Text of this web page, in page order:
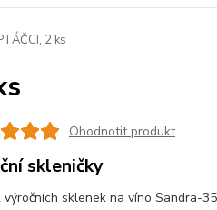
2 ks
Ohodnotit produkt
skleničky
výročních sklenek na víno Sandra-